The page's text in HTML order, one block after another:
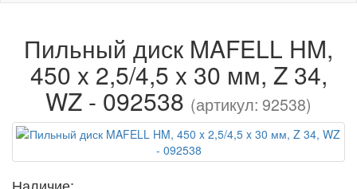
Пильный диск MAFELL HM,
450 x 2,5/4,5 x 30 мм, Z 34,
WZ - 092538 (артикул: 92538)